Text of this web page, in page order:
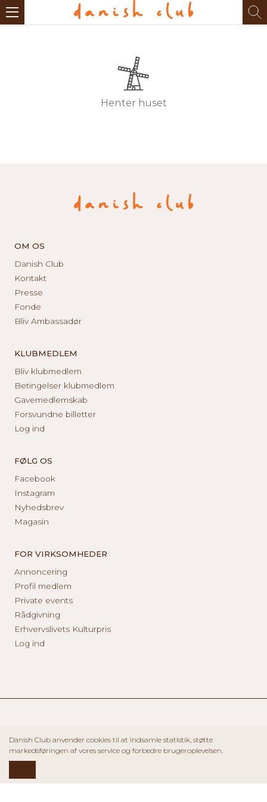
Henter huset
OM OS
Danish Club
Kontakt
Presse
Fonde
Bliv Ambassadør
KLUBMEDLEM
Bliv klubmedlem
Betingelser klubmedlem
Gavemedlemskab
Forsvundne billetter
Log ind
FØLG OS
Facebook
Instagram
Nyhedsbrev
Magasin
FOR VIRKSOMHEDER
Annoncering
Profil medlem
Private events
Rådgivning
Erhvervslivets Kulturpris
Log ind
Danish Club anvender cookies til at indsamle statistik, støtte
markedsføringen af vores service og forbedre brugeroplevelsen.